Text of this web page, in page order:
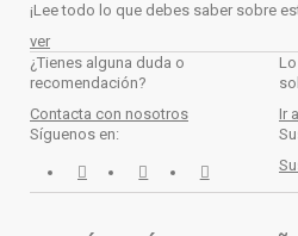
¡Lee todo lo que debes saber sobre
ver
¿Tienes alguna duda o
recomendación?
Contacta con nosotros
Ir
Síguenos en: